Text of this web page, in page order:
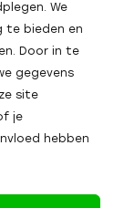
We
te bieden en
Door in te
gegevens
site
je
hebben